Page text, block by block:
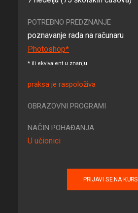
POTREBNO PREDZNANJE
poznavanje rada na računaru
Photoshop*
* ili ekvivalent u znanju.
praksa je raspoloživa
OBRAZOVNI PROGRAMI
NAČIN POHAĐANJA
U učionici
PRIJAVI SE NA KURS